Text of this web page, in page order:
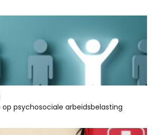
op psychosociale arbeidsbelasting